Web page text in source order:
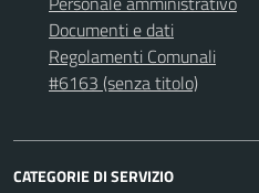
Documenti e dati
Regolamenti Comunali
#6163 (senza titolo)
CATEGORIE DI SERVIZIO